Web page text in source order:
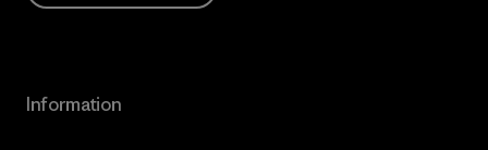
Information